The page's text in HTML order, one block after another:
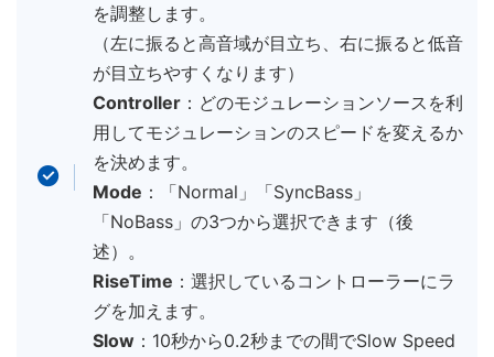
を調整します。
（左に振ると高音域が目立ち、右に振ると低音
が目立ちやすくなります）
Controller：どのモジュレーションソースを利
用してモジュレーションのスピードを変えるか
を決めます。
Mode ：「Normal」「SyncBass」
「NoBass」の3つから選択できます（後
述）。
RiseTime ：選択しているコントローラーにラ
グを加えます。
Slow：10秒から0.2秒までの間でSlow Speed